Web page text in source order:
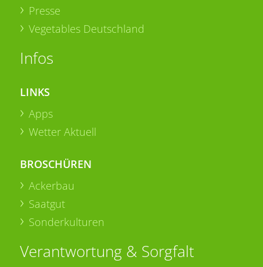
Presse
Vegetables Deutschland
Infos
LINKS
Apps
Wetter Aktuell
BROSCHÜREN
Ackerbau
Saatgut
Sonderkulturen
Verantwortung & Sorgfalt